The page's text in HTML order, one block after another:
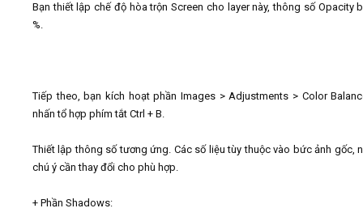
Bạn thiết lập chế độ hòa trộn Screen cho layer này, thông số Opacity
%.
Tiếp theo, bạn kích hoạt phần Images > Adjustments > Color
nhấn tổ hợp phím tắt Ctrl + B.
Thiết lập thông số tương ứng. Các số liệu tùy thuộc vào bức ảnh gốc,
chú ý cần thay đổi cho phù hợp.
+ Phần Shadows: